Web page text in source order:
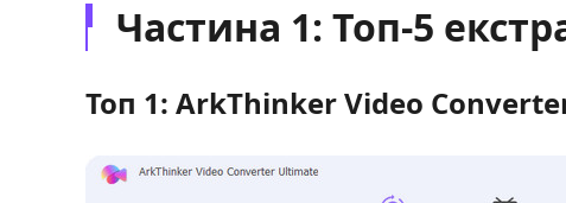
Частина 1: Топ-5
Топ 1: ArkThinker Video